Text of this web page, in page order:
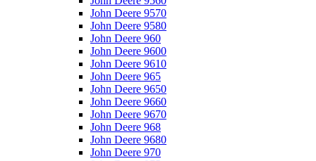
John Deere 9570
John Deere 9580
John Deere 960
John Deere 9600
John Deere 9610
John Deere 965
John Deere 9650
John Deere 9660
John Deere 9670
John Deere 968
John Deere 9680
John Deere 970